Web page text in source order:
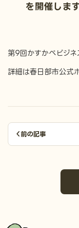
を開催しま
第9回かすかべビジネ
詳細は春日部市公式
前の記事